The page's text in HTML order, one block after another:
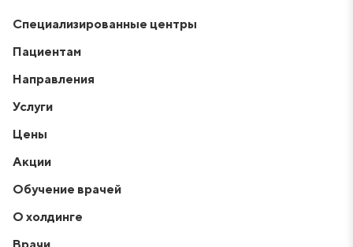
Специализированные центры
Пациентам
Направления
Услуги
Цены
Акции
Обучение врачей
О холдинге